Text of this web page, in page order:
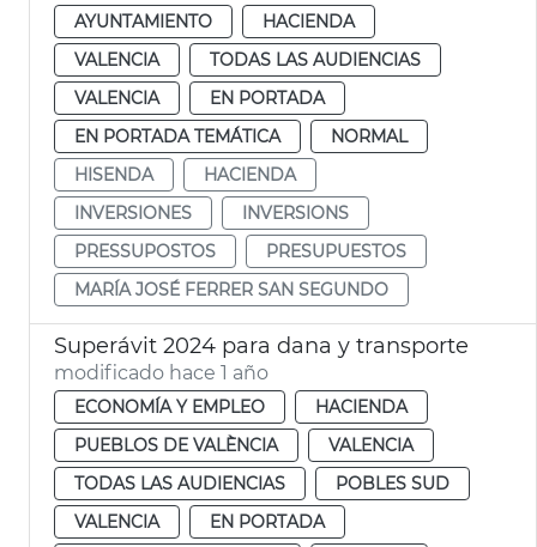
AYUNTAMIENTO
HACIENDA
VALENCIA
TODAS LAS AUDIENCIAS
VALENCIA
EN PORTADA
EN PORTADA TEMÁTICA
NORMAL
HISENDA
HACIENDA
INVERSIONES
INVERSIONS
PRESSUPOSTOS
PRESUPUESTOS
MARÍA JOSÉ FERRER SAN SEGUNDO
Superávit 2024 para dana y transporte
modificado hace 1 año
ECONOMÍA Y EMPLEO
HACIENDA
PUEBLOS DE VALÈNCIA
VALENCIA
TODAS LAS AUDIENCIAS
POBLES SUD
VALENCIA
EN PORTADA